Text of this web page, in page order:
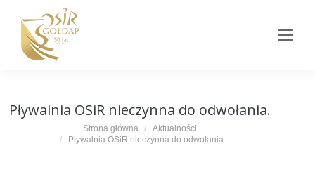
Pływalnia OSiR nieczynna do odwołania.
Strona główna
Aktualności
Pływalnia OSiR nieczynna do odwołania.